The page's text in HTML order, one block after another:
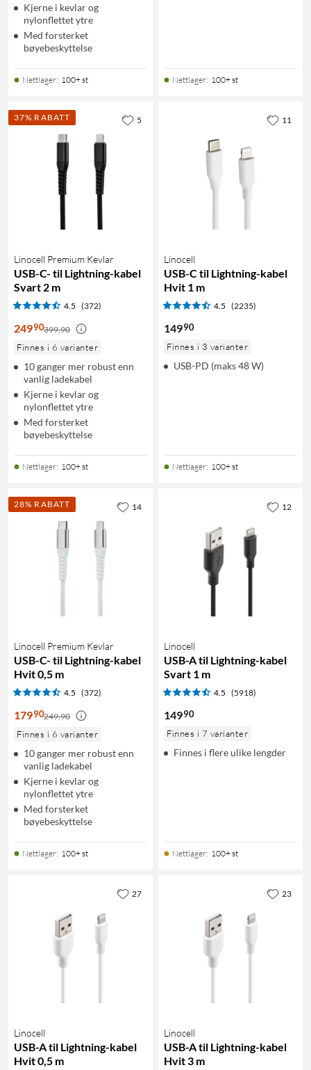
Kjerne i kevlar og
nylonflettet ytre
Med forsterket
bøyebeskyttelse
Nettlager: 100+ st Nettlager: 100+ st
37% RABATT
Linocell Premium Kevlar
USB-C- til Lightning-kabel
Svart 2 m
4.5 (372)
24990399,90
Finnes i 6 varianter
10 ganger mer robust enn
vanlig ladekabel
Kjerne i kevlar og
nylonflettet ytre
Med forsterket
bøyebeskyttelse
Nettlager: 100+ st
5
Linocell
USB-C til Lightning-kabel
Hvit 1 m
4.5 (2235)
14990
Finnes i 3 varianter
USB-PD (maks 48 W)
Nettlager: 100+ st
11
28% RABATT
Linocell Premium Kevlar
USB-C- til Lightning-kabel
Hvit 0,5 m
4.5 (372)
17990249,90
Finnes i 6 varianter
10 ganger mer robust enn
vanlig ladekabel
Kjerne i kevlar og
nylonflettet ytre
Med forsterket
bøyebeskyttelse
Nettlager: 100+ st
14
Linocell
USB-A til Lightning-kabel
Svart 1 m
4.5 (5918)
14990
Finnes i 7 varianter
Finnes i flere ulike lengder
Nettlager: 100+ st
12
Linocell
USB-A til Lightning-kabel
Hvit 0,5 m
27
Linocell
USB-A til Lightning-kabel
Hvit 3 m
23